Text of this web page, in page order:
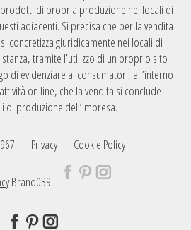
di propria produzione nei locali di
adiacenti. Si precisa che per la vendita
concretizza giuridicamente nei locali di
tramite l’utilizzo di un proprio sito
di evidenziare ai consumatori, all’interno
on line, che la vendita si conclude
di produzione dell’impresa.
Privacy Cookie Policy
Brand039